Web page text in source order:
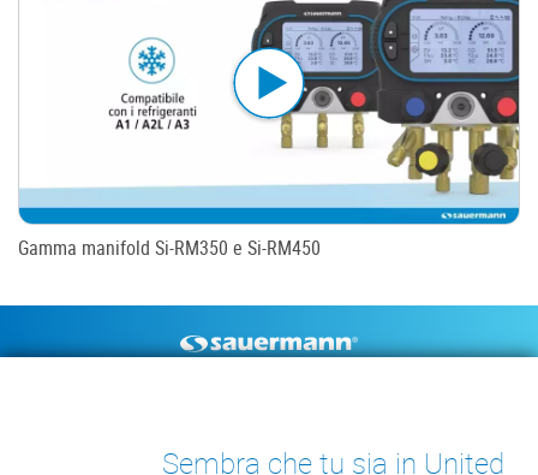
Gamma manifold Si-RM350 e Si-RM450
DOCUMENTAZIONE TECNICA
Sembra che tu sia in United